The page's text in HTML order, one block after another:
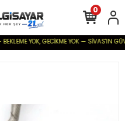
YOK, GECİKME YOK — SİVAS'IN
0